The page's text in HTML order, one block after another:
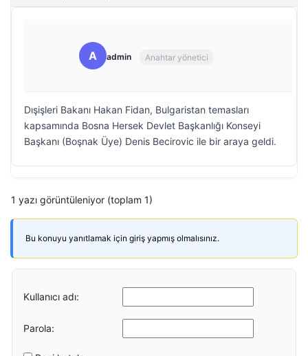
A admin Anahtar yönetici
Dışişleri Bakanı Hakan Fidan, Bulgaristan temasları
kapsamında Bosna Hersek Devlet Başkanlığı Konseyi
Başkanı (Boşnak Üye) Denis Becirovic ile bir araya geldi.
1 yazı görüntüleniyor (toplam 1)
Bu konuyu yanıtlamak için giriş yapmış olmalısınız.
Kullanıcı adı:
Parola: